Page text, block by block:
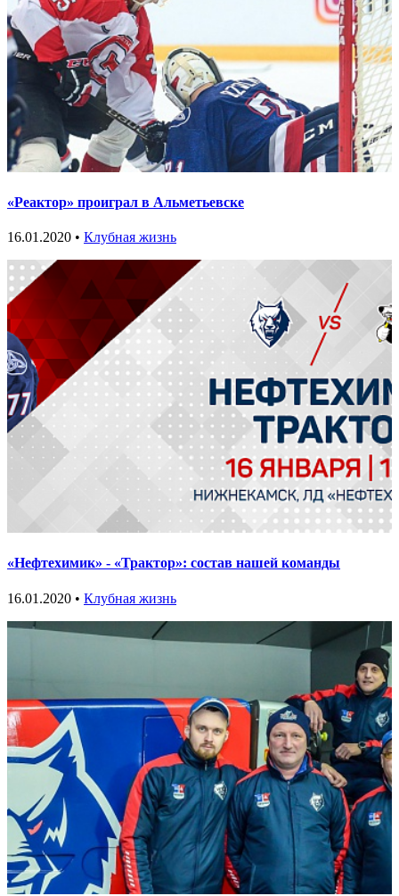
«Реактор» проиграл в Альметьевске
16.01.2020 • Клубная жизнь
«Нефтехимик» - «Трактор»: состав нашей команды
16.01.2020 • Клубная жизнь